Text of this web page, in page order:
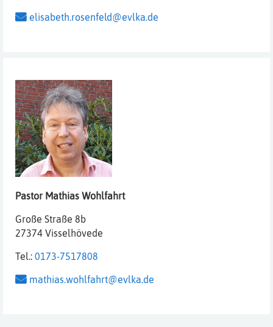
elisabeth.rosenfeld@evlka.de
Pastor Mathias Wohlfahrt
Große Straße 8b
27374 Visselhövede
Tel.: 0173-7517808
mathias.wohlfahrt@evlka.de